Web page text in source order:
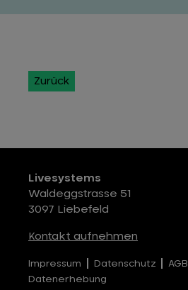
Zurück
Livesystems
Waldeggstrasse 51
3097 Liebefeld
Kontakt aufnehmen
Impressum Datenschutz
AGB
Datenerhebung